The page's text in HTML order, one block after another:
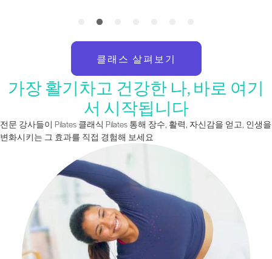
클래스 살펴보기
가장 활기차고 건강한 나, 바로 여기
서 시작됩니다
전문 강사들이 Pilates 클래식 Pilates 통해 장수, 활력, 자신감을 얻고, 인생을
변화시키는 그 효과를 직접 경험해 보세요